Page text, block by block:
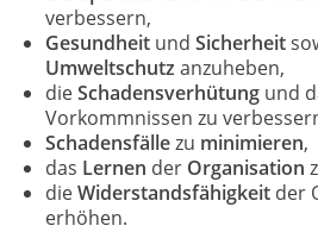
verbessern,
Gesundheit undSicherheit
Umweltschutz anzuheben,
dieSchadensverhütung und
Vorkommnissen zu
Schadensfällezu minimieren,
das Lernen der Organisation
dieWiderstandsfähigkeit der
erhöhen.